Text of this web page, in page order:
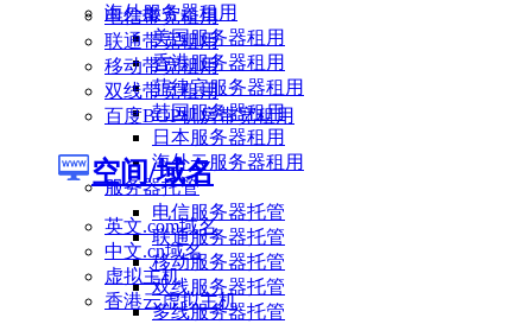
电信带宽租用
联通带宽租用
移动带宽租用
双线带宽租用
百度BGP机房带宽租用
空间/域名
英文.com域名
中文.cn域名
虚拟主机
香港云虚拟主机
海外服务器租用
美国服务器租用
香港服务器租用
菲律宾服务器租用
韩国服务器租用
日本服务器租用
海外云服务器租用
服务器托管
电信服务器托管
联通服务器托管
移动服务器托管
双线服务器托管
多线服务器托管